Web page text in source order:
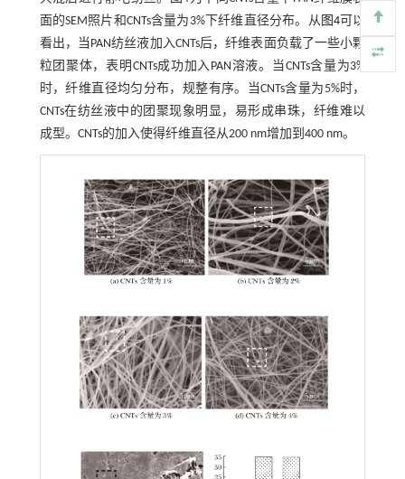
面的SEM照片和CNTs含量为3%下纤维直径分布。从 图4可以
看出，当PAN纺丝液加入CNTs后，纤维表面负载了一些小颗
粒团聚体，表明CNTs成功加入PAN溶液。当CNTs含量为3%
时，纤维直径均匀分布，规整有序。当CNTs含量为5%时，
CNTs在纺丝液中的团聚现象明显，易形成串珠，纤维难以
成型。CNTs的加入使得纤维直径从200 nm增加到400 nm。